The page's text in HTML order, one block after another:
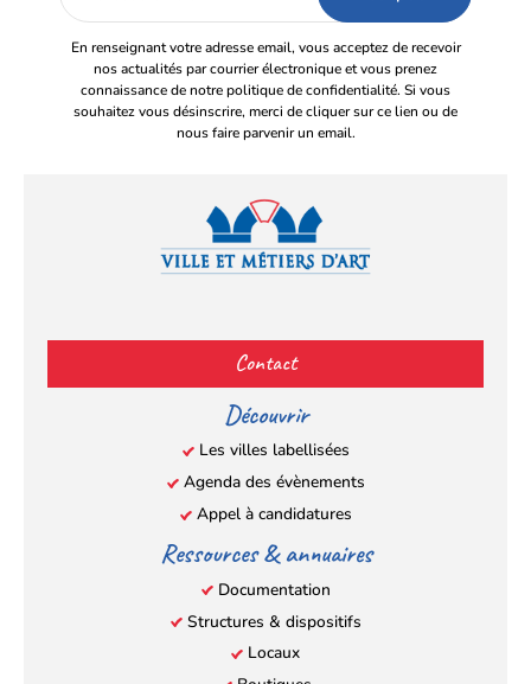
email
En renseignant votre adresse email, vous acceptez de recevoir
nos actualités par courrier électronique et vous prenez
connaissance de notre politique de confidentialité. Si vous
souhaitez vous désinscrire, merci de cliquer sur ce lien ou de
nous faire parvenir un email.
(s’ouvre
dans
un
nouvel
onglet)
(s’ouvre
dans
un
nouvel
onglet)
(s’ouvre
dans
un
nouvel
onglet)
(s’ouvre
un
nouvel
onglet)
Contact
Découvrir
Les villes labellisées
Agenda des évènements
Appel à candidatures
Ressources & annuaires
Documentation
Structures & dispositifs
Locaux